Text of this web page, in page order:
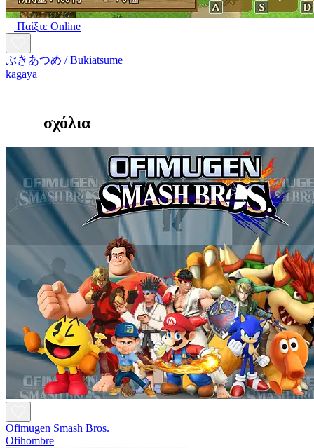
Παίξτε Online
ぶきあつめ / Bukiatsume
kagaya
σχόλια
Ofimugen Smash Bros.
Ofihombre